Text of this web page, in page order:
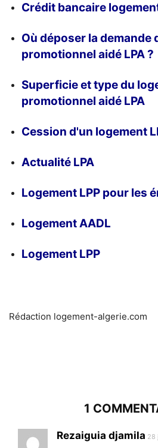
Crédit bancaire
Où déposer la demande
promotionnel aidé LPA ?
Superficie et type du
promotionnel aidé LPA
Cession d'un logement
Actualité LPA
Logement LPP pour les
Logement AADL
Logement LPP
Rédaction logement-algerie.com
1
Rezaiguia djamila 28